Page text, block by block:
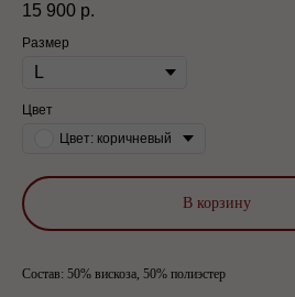
15 900 р.
Размер
Цвет
Цвет: коричневый
В корзину
Состав: 50% вискоза, 50% полиэстер